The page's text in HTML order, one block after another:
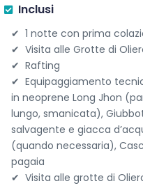
Inclusi
1 notte con prima
Visita alle Grotte di
Rafting
Equipaggiamento
in neoprene Long Jhon
lungo, smanicata),
salvagente e giacca
(quando necessaria),
pagaia
Visita alle grotte di